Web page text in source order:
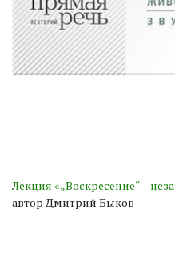
Лекция «„Воскресение“ –
автор Дмитрий Быков